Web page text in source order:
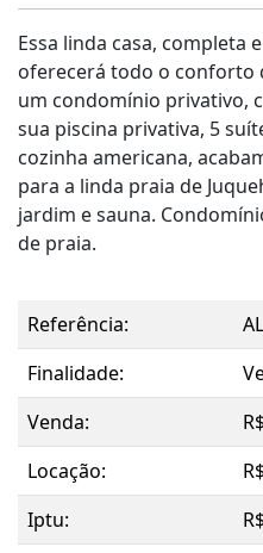
Essa linda casa, completa
oferecerá todo o conforto
um condomínio privativo,
sua piscina privativa, 5
cozinha americana,
para a linda praia de
jardim e sauna.
de praia.
Referência:
Finalidade:
Venda:
Locação:
Iptu: